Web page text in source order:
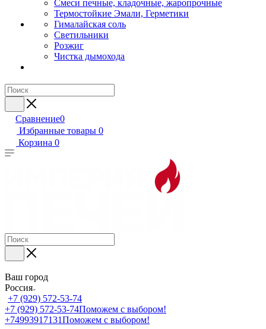
Смеси печные, кладочные, жаропрочные
Термостойкие Эмали, Герметики
Гималайская соль
Светильники
Розжиг
Чистка дымохода
Сравнение0
Избранные товары 0
Корзина 0
Ваш город
Россия
+7 (929) 572-53-74
+7 (929) 572-53-74Поможем с выбором!
+74993917131Поможем с выбором!